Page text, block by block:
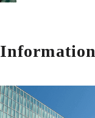
Information